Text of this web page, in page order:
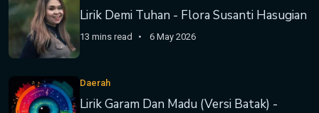
Lirik Demi Tuhan - Flora Susanti Hasugian
13 mins read 6 May 2026
Daerah
Lirik Garam Dan Madu (Versi Batak) -